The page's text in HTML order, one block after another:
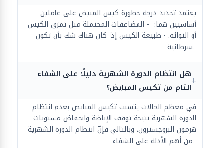
يعتمد تحديد درجة خطورة كيس المبيض على عاملين
أساسيين هما: - المضاعفات المحتملة مثل تمزق الكيس
أو التوائه. - طبيعة الكيس إذا كان هناك شك بأن تكون
سرطانية.
هل انتظام الدورة الشهرية دليلًا على الشفاء
التام من تكيس المبايض؟
في معظم الحالات يتسبب تكيس المبايض بعدم انتظام
الدورة الشهرية نتيجة توقف الإباضة وانخفاض مستويات
هرمون البروجسترون، وبالتالي فإنّ انتظام الدورة الشهرية
من أهم الأدلة على الشفاء.